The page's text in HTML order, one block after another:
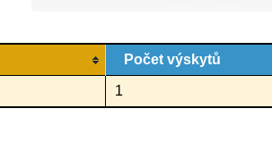
Počet výskytů
1